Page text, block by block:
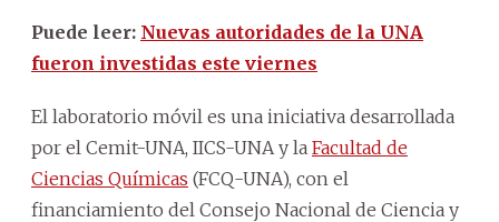
Puede leer: Nuevas autoridades de la UNA
fueron investidas este viernes
El laboratorio móvil es una iniciativa desarrollada
por el Cemit-UNA, IICS-UNA y la Facultad de
Ciencias Químicas (FCQ-UNA), con el
financiamiento del Consejo Nacional de Ciencia y